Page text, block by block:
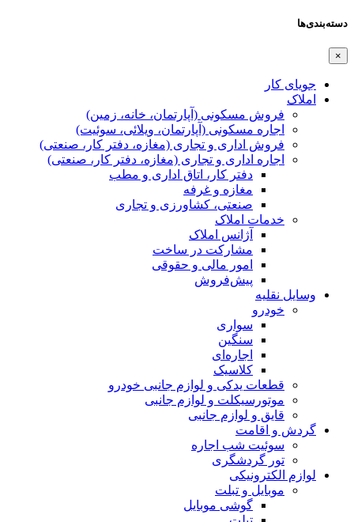
دسته‌بندی‌ها
×
جویای کار
املاک
فروش مسکونی (آپارتمان، خانه، زمین)
اجاره مسکونی (آپارتمان، ویلائی، سوئیت)
فروش اداری و تجاری (مغازه، دفتر کار، صنعتی)
اجاره اداری و تجاری (مغازه، دفتر کار، صنعتی)
دفتر کار، اتاق اداری و مطب
مغازه و غرفه
صنعتی،‌ کشاورزی و تجاری
خدمات املاک
آژانس املاک
مشارکت در ساخت
امور مالی و حقوقی
پیش‌فروش
وسایل نقلیه
خودرو
سواری
سنگین
اجاره‌ای
کلاسیک
قطعات یدکی و لوازم جانبی خودرو
موتورسیکلت و لوازم جانبی
قایق و لوازم جانبی
گردش و اقامت
سوئیت شب اجاره
تور گردشگری
لوازم الکترونیکی
موبایل و تبلت
گوشی موبایل